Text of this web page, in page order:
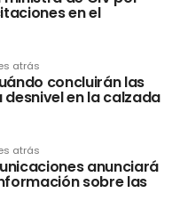
en el
atrás
concluirán las
en la calzada
atrás
anunciará
sobre las